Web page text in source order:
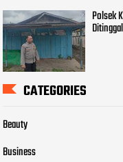
Polsek
CATEGORIES
Beauty
Business